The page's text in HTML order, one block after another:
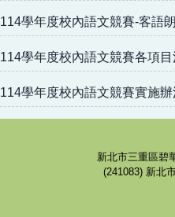
114學年度校內語文競賽-客語
114學年度校內語文競賽各項
114學年度校內語文競賽實施
新北市三重區碧
(241083) 新北